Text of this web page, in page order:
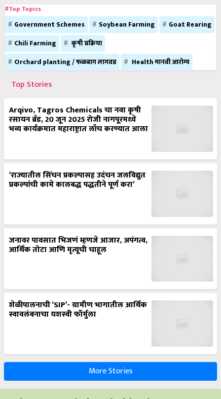
#Top Topics
Government Schemes Soybean Farming
Goat Rearing
Chili Farming
कृषी प्रक्रिया
Orchard planting / फळबाग लागवड
Health मानवी आरोग्य
Top Stories
Arqivo, Tagros Chemicals चा नवा कृषी
रसायन ब्रँड, 20 जून 2025 रोजी नागपूरमध्ये
भव्य कार्यक्रमात महाराष्ट्रात लाँच करण्यात आला
‘राज्यातील सिंचन प्रकल्पासह उदंचन जलविद्युत
प्रकल्पांची कामे कालबद्ध पद्धतीने पूर्ण करा’
जनावर पावसात भिजणं म्हणजे आजार, अपंगत्व,
आर्थिक तोटा आणि मृत्यूची चाहूल
शेळीपालनाची ‘SIP’- ग्रामीण भागातील आर्थिक
स्वावलंबनाचा यशस्वी फॉर्मुला
More Stories